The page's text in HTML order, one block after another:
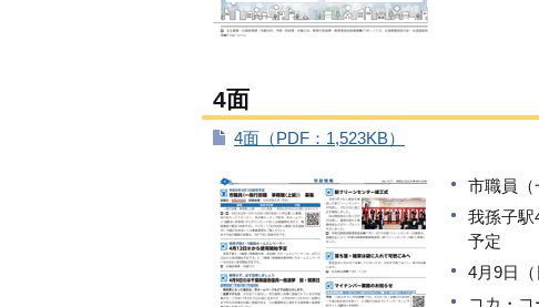
4面
4面（PDF：1,523KB）
市職員
我孫子
予定
4月9日
コカ・